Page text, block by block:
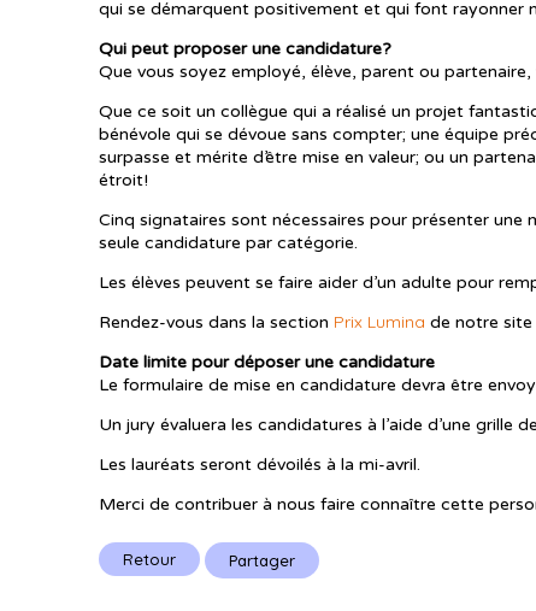
qui se démarquent positivement et qui font rayonner
Qui peut proposer une candidature?
Que vous soyez employé, élève, parent ou
Que ce soit un collègue qui a réalisé un projet
bénévole qui se dévoue sans compter; une équipe
surpasse et mérite d’être mise en valeur; ou un
étroit!
Cinq signataires sont nécessaires pour présenter une
seule candidature par catégorie.
Les élèves peuvent se faire aider d’un adulte pour
Rendez-vous dans la section Prix Lumina de notre site
Date limite pour déposer une candidature
Le formulaire de mise en candidature devra être
Un jury évaluera les candidatures à l’aide d’une grille
Les lauréats seront dévoilés à la mi-avril.
Merci de contribuer à nous faire connaître cette
Retour Partager